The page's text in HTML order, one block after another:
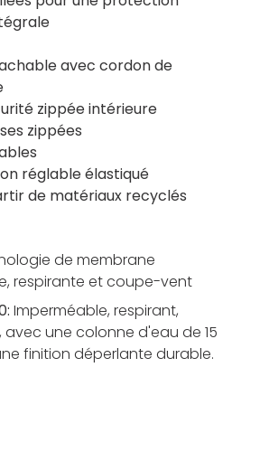
avec cordon de
zippée intérieure
zippées
réglable élastiqué
de matériaux recyclés
de membrane
respirante et coupe-vent
Imperméable, respirant,
une colonne d'eau de 15
finition déperlante durable.